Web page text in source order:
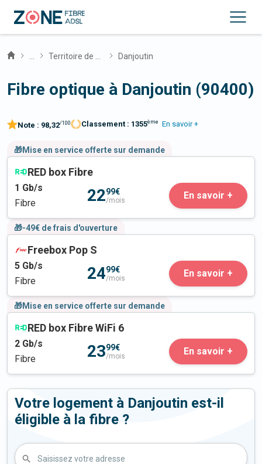
Danjoutin
Fibre optique à Danjoutin (90400)
Note : 98,32/100 Classement : 1355ème En savoir +
🎁Mise en service offerte sur demande
RED box Fibre
1 Gb/s
Fibre
2299€
/mois En savoir +
🎁-49€ de frais d'ouverture
Freebox Pop S
5 Gb/s
Fibre
2499€
/mois En savoir +
🎁Mise en service offerte sur demande
RED box Fibre WiFi 6
2 Gb/s
Fibre
2399€
/mois En savoir +
Votre logement à Danjoutin est-il
éligible à la fibre ?
Saisissez votre adresse